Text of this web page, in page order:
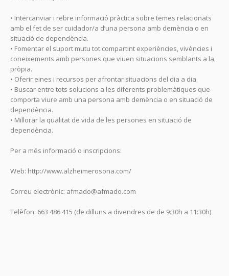
• Intercanviar i rebre informació pràctica sobre temes relacionats
amb el fet de ser cuidador/a d’una persona amb demència o en
situació de dependència.
• Fomentar el suport mutu tot compartint experiències, vivències i
coneixements amb persones que viuen situacions semblants a la
pròpia.
• Oferir eines i recursos per afrontar situacions del dia a dia.
• Buscar entre tots solucions a les diferents problemàtiques que
comporta viure amb una persona amb demència o en situació de
dependència.
• Millorar la qualitat de vida de les persones en situació de
dependència.
Per a més informació o inscripcions:
Web: http://www.alzheimerosona.com/
Correu electrònic: afmado@afmado.com
Telèfon: 663 486 415 (de dilluns a divendres de de 9:30h a 11:30h)